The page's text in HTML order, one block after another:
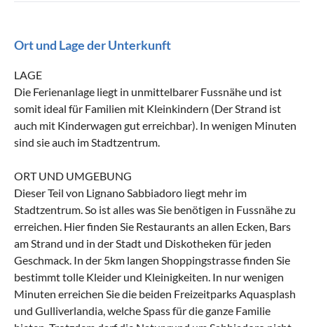
Ort und Lage der Unterkunft
LAGE
Die Ferienanlage liegt in unmittelbarer Fussnähe und ist
somit ideal für Familien mit Kleinkindern (Der Strand ist
auch mit Kinderwagen gut erreichbar). In wenigen Minuten
sind sie auch im Stadtzentrum.
ORT UND UMGEBUNG
Dieser Teil von Lignano Sabbiadoro liegt mehr im
Stadtzentrum. So ist alles was Sie benötigen in Fussnähe zu
erreichen. Hier finden Sie Restaurants an allen Ecken, Bars
am Strand und in der Stadt und Diskotheken für jeden
Geschmack. In der 5km langen Shoppingstrasse finden Sie
bestimmt tolle Kleider und Kleinigkeiten. In nur wenigen
Minuten erreichen Sie die beiden Freizeitparks Aquasplash
und Gulliverlandia, welche Spass für die ganze Familie